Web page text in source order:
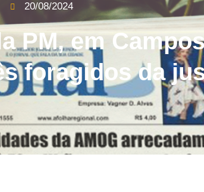
20/08/2024
PM, em
foragidos da